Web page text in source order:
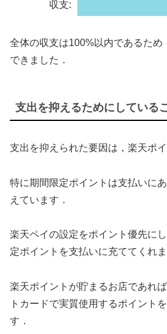
収支:
全体の収支は100%以内であるため
できました．
支出を抑えるためにしている
支出を抑えられた要因は，楽天ポ
特に期間限定ポイントは支払いに
えています．
楽天ペイの設定をポイント優先に
定ポイントを支払いに充ててくれま
楽天ポイントが貯まるお店であれ
トカードで実質使用するポイント
す．